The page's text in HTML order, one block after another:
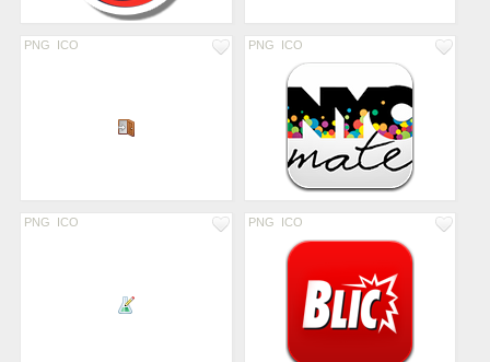
PNG ICO PNG ICO
PNG ICO PNG ICO